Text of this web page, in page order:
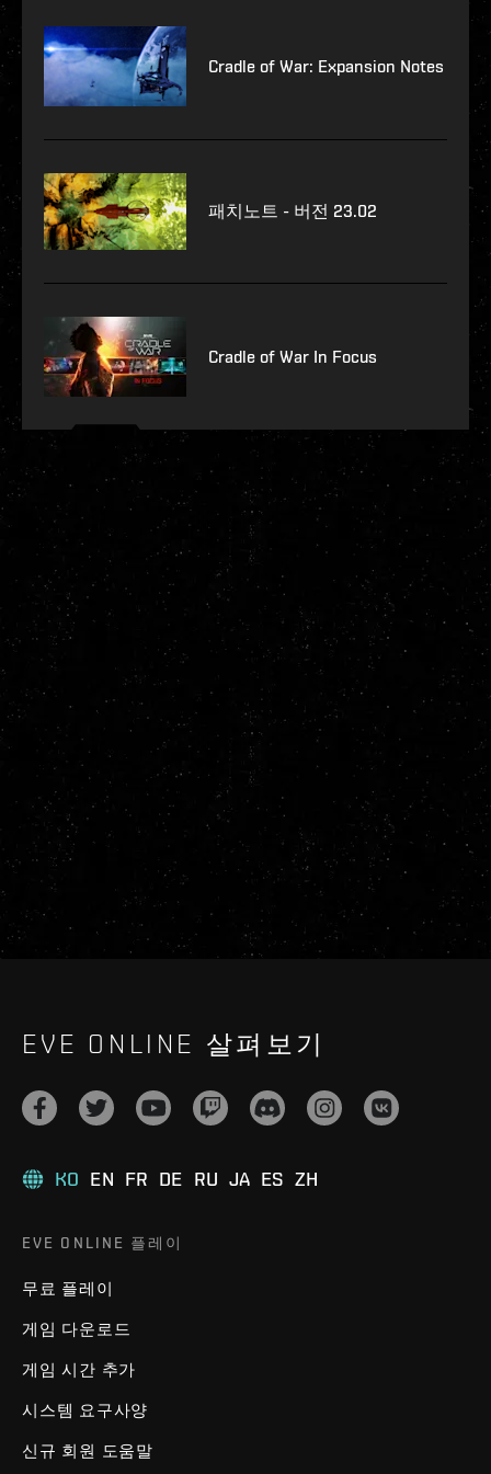
Cradle of War: Expansion Notes
패치노트 - 버전 23.02
Cradle of War In Focus
EVE ONLINE 살펴보기
KO EN FR DE RU JA ES ZH
EVE ONLINE 플레이
무료 플레이
게임 다운로드
게임 시간 추가
시스템 요구사양
신규 회원 도움말